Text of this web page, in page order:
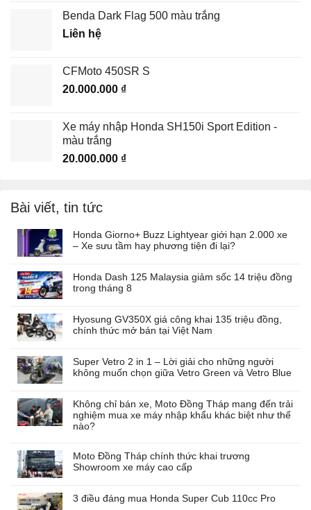
Benda Dark Flag 500 màu trắng
Liên hệ
CFMoto 450SR S
20.000.000 ₫
Xe máy nhập Honda SH150i Sport Edition -
màu trắng
20.000.000 ₫
Bài viết, tin tức
Honda Giorno+ Buzz Lightyear giới hạn 2.000 xe
– Xe sưu tầm hay phương tiện đi lại?
Honda Dash 125 Malaysia giảm sốc 14 triệu đồng
trong tháng 8
Hyosung GV350X giá công khai 135 triệu đồng,
chính thức mở bán tại Việt Nam
Super Vetro 2 in 1 – Lời giải cho những người
không muốn chọn giữa Vetro Green và Vetro Blue
Không chỉ bán xe, Moto Đồng Tháp mang đến trải
nghiệm mua xe máy nhập khẩu khác biệt như thế
nào?
Moto Đồng Tháp chính thức khai trương
Showroom xe máy cao cấp
3 điều đáng mua Honda Super Cub 110cc Pro